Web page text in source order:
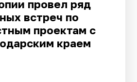
провел ряд
встреч по
проектам с
краем